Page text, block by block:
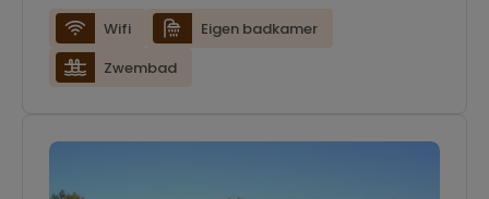
Wifi
Eigen badkamer
Zwembad